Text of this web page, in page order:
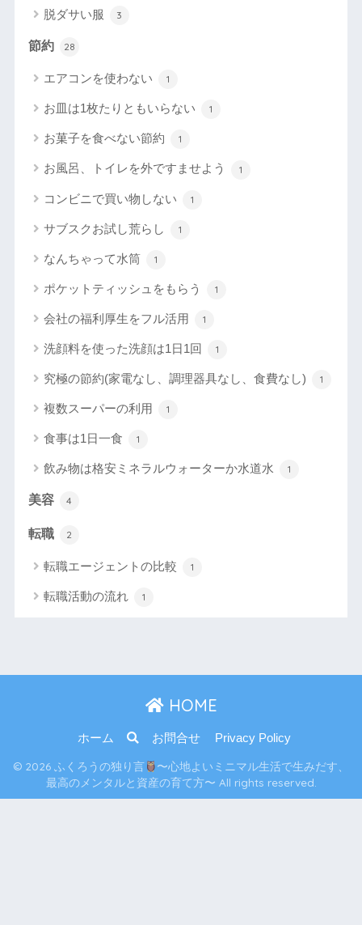
脱ダサい服 3
節約 28
エアコンを使わない 1
お皿は1枚たりともいらない 1
お菓子を食べない節約 1
お風呂、トイレを外ですませよう 1
コンビニで買い物しない 1
サブスクお試し荒らし 1
なんちゃって水筒 1
ポケットティッシュをもらう 1
会社の福利厚生をフル活用 1
洗顔料を使った洗顔は1日1回 1
究極の節約(家電なし、調理器具なし、食費なし) 1
複数スーパーの利用 1
食事は1日一食 1
飲み物は格安ミネラルウォーターか水道水 1
美容 4
転職 2
転職エージェントの比較 1
転職活動の流れ 1
HOME
ホーム お問合せ Privacy Policy
© 2026 ふくろうの独り言
〜心地よいミニマル生活で生みだす、
最高のメンタルと資産の育て方〜 All rights reserved.